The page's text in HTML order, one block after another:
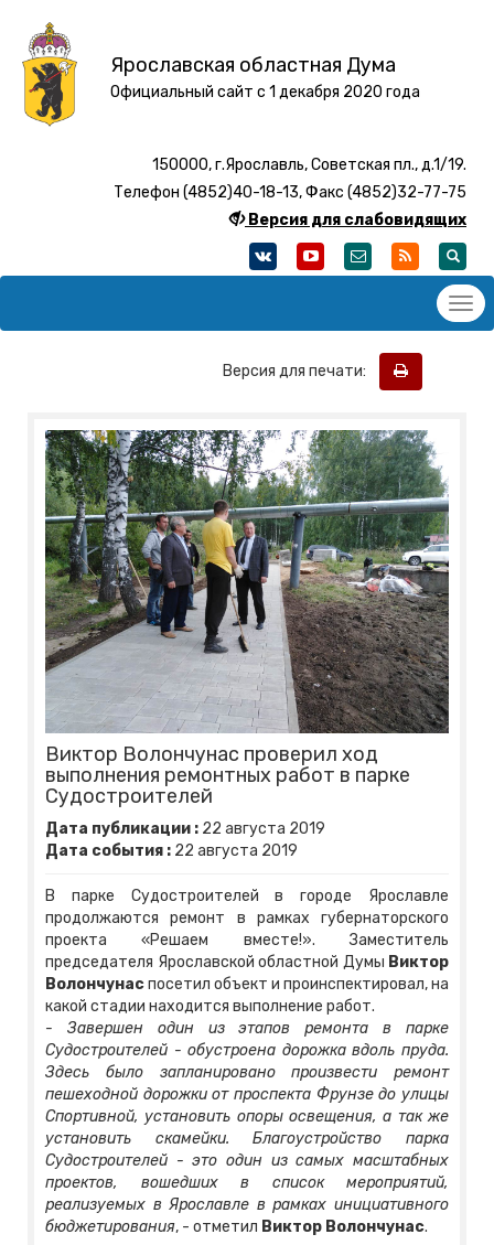
Ярославская областная Дума
Официальный сайт с 1 декабря 2020 года
150000, г.Ярославль, Советская пл., д.1/19.
Телефон (4852)40-18-13, Факс (4852)32-77-75
Версия для слабовидящих
Версия для печати:
Виктор Волончунас проверил ход
выполнения ремонтных работ в парке
Судостроителей
Дата публикации : 22 августа 2019
Дата события : 22 августа 2019
В парке Судостроителей в городе Ярославле
продолжаются ремонт в рамках губернаторского
проекта «Решаем вместе!». Заместитель
председателя Ярославской областной Думы Виктор
Волончунаспосетил объект и проинспектировал, на
какой стадии находится выполнение работ.
- Завершен один из этапов ремонта в парке
Судостроителей - обустроена дорожка вдоль пруда.
Здесь было запланировано произвести ремонт
пешеходной дорожки от проспекта Фрунзе до улицы
Спортивной, установить опоры освещения, а так же
установить скамейки. Благоустройство парка
Судостроителей - это один из самых масштабных
проектов, вошедших в список мероприятий,
реализуемых в Ярославле в рамках инициативного
бюджетирования, - отметил Виктор Волончунас.